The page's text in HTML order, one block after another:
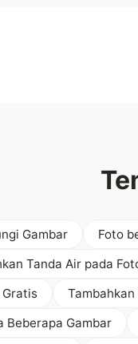
Gambar Foto
Tanda Air pada
Gratis
Beberapa Gambar